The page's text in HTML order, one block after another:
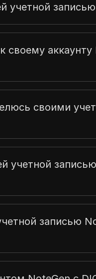
учетной
своему аккаунту
своими
учетной
записью